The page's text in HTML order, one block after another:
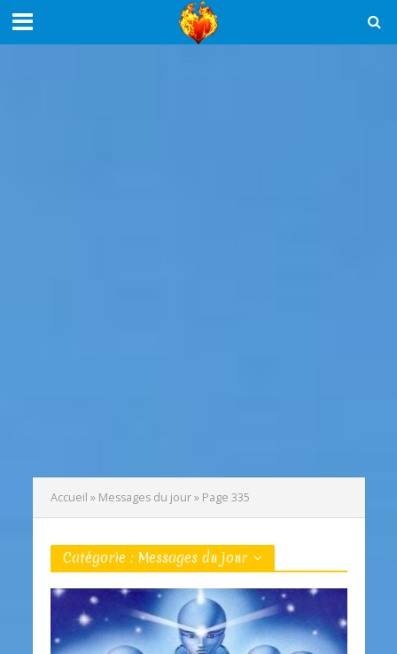
Accueil » Messages du jour» Page 335
Catégorie : Messages du jour